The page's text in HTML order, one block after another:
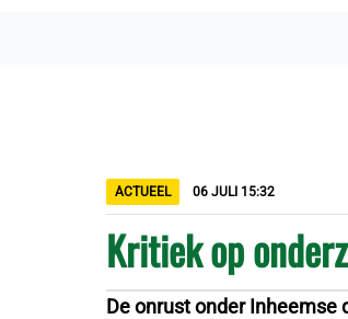
ACTUEEL 06 JULI 15:32
Kritiek op
De onrust onder Inheemse